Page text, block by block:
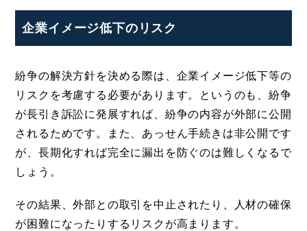
企業イメージ低下のリスク
紛争の解決方針を決める際は、企業イメージ低下等の
リスクを考慮する必要があります。というのも、紛争
が長引き訴訟に発展すれば、紛争の内容が外部に公開
されるためです。また、あっせん手続きは非公開です
が、長期化すれば完全に漏出を防ぐのは難しくなるで
しょう。
その結果、外部との取引を中止されたり、人材の確保
が困難になったりするリスクが高まります。